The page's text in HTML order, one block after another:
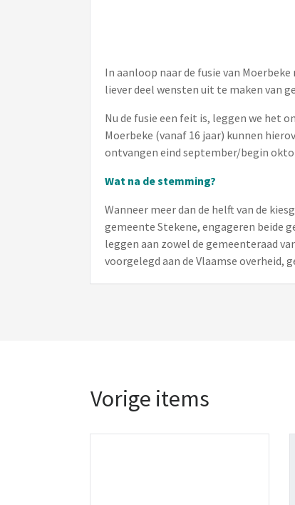
In aanloop naar de fusie van
liever deel wensten uit te maken van
Nu de fusie een feit is, leggen we het
Moerbeke (vanaf 16 jaar) kunnen
ontvangen eind september/begin
Wat na de stemming?
Wanneer meer dan de helft van de
gemeente Stekene, engageren beide
leggen aan zowel de gemeenteraad
voorgelegd aan de Vlaamse
Vorige items